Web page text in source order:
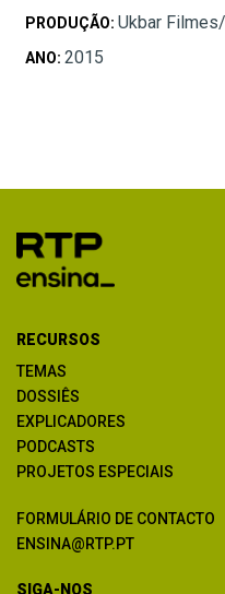
PRODUÇÃO: Ukbar
ANO: 2015
RECURSOS
TEMAS
DOSSIÊS
EXPLICADORES
PODCASTS
PROJETOS ESPECIAIS
FORMULÁRIO DE CONTACTO
ENSINA@RTP.PT
SIGA-NOS